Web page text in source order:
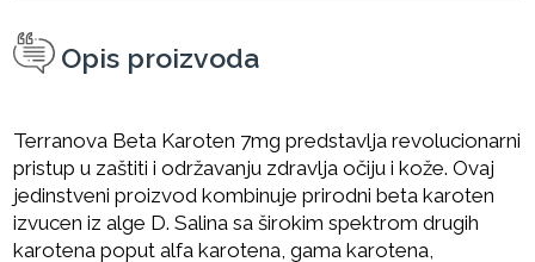
Opis proizvoda
Terranova Beta Karoten 7mg predstavlja revolucionarni
pristup u zaštiti i održavanju zdravlja očiju i kože. Ovaj
jedinstveni proizvod kombinuje prirodni beta karoten
izvucen iz alge D. Salina sa širokim spektrom drugih
karotena poput alfa karotena, gama karotena,